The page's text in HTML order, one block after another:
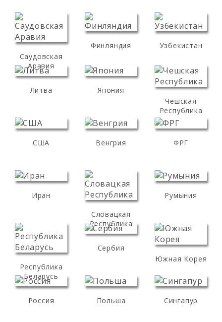
Саудовская
Аравия
Финляндия Узбекистан
Литва
Япония
Чешская
Республика
США Венгрия ФРГ
Иран
Словацкая
Республика
Румыния
Республика
Беларусь
Сербия
Южная Корея
Россия Польша Сингапур